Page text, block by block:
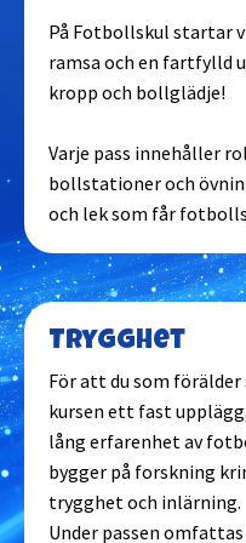
Stockholm -
Stockholm -
Stockholm - Älvsjö
Stockholm - Årsta
Sundbyberg
Sundsvall
På Fotbollskul startar
ramsa och en fartfylld
kropp och bollglädje!
Varje pass innehåller
bollstationer och
och lek som får
Trygghet
För att du som
kursen ett fast
lång erfarenhet av
bygger på forskning
trygghet och inlärning.
Under passen